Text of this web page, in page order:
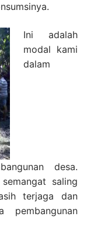
Ini adalah
modal kami
dalam
desa.
saling
terjaga dan
pembangunan